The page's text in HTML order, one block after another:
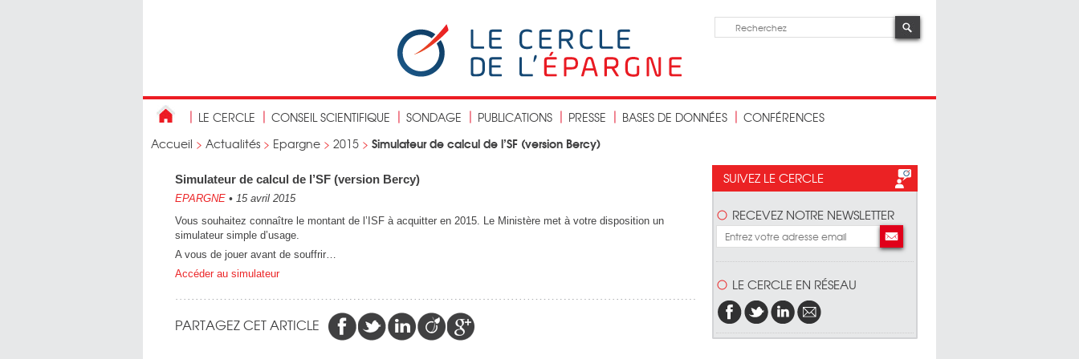
LE CERCLE CONSEIL SCIENTIFIQUE SONDAGE PUBLICATIONS PRESSE BASES DE DONNÉES
CONFÉRENCES
Accueil > Actualités > Epargne > 2015 > Simulateur de calcul de l’SF (version Bercy)
Simulateur de calcul de l’SF (version Bercy)
EPARGNE • 15 avril 2015
Vous souhaitez connaître le montant de l’ISF à acquitter en 2015. Le Ministère met à votre disposition un
simulateur simple d’usage.
A vous de jouer avant de souffrir…
Accéder au simulateur
PARTAGEZ CET ARTICLE
SUIVEZ LE CERCLE
RECEVEZ NOTRE NEWSLETTER
LE CERCLE EN RÉSEAU